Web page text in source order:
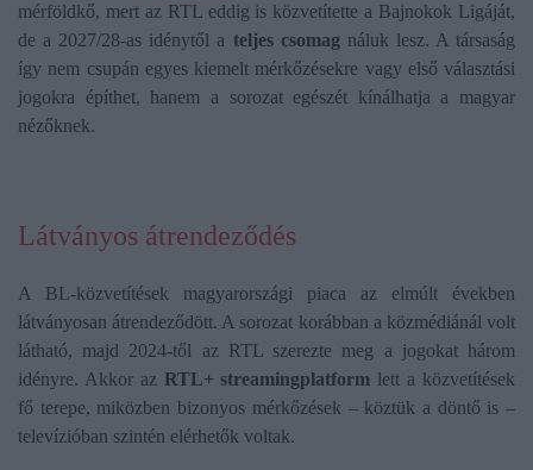
mérföldkő, mert az RTL eddig is közvetítette a Bajnokok Ligáját,
de a 2027/28-as idénytől a teljes csomag náluk lesz. A társaság
így nem csupán egyes kiemelt mérkőzésekre vagy első választási
jogokra építhet, hanem a sorozat egészét kínálhatja a magyar
nézőknek.
Látványos átrendeződés
A BL-közvetítések magyarországi piaca az elmúlt években
látványosan átrendeződött. A sorozat korábban a közmédiánál volt
látható, majd 2024-től az RTL szerezte meg a jogokat három
idényre. Akkor az RTL+ streamingplatform lett a közvetítések
fő terepe, miközben bizonyos mérkőzések – köztük a döntő is –
televízióban szintén elérhetők voltak.